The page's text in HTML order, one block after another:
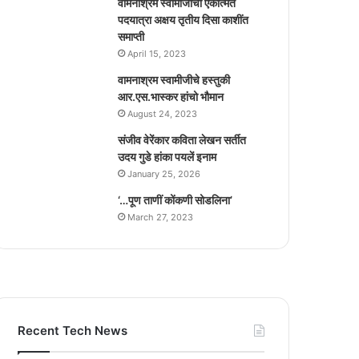
पदयात्रा अक्षय तृतीय दिसा काशींत
समाप्ती
April 15, 2023
वामनाश्रम स्वामीजीचे हस्तुकी
आर.एस.भास्कर हांचो भौमान
August 24, 2023
संजीव वेरेंकार कविता लेखन सर्तीत
उदय गुडे हांका पयलें इनाम
January 25, 2026
‘…पूण ताणीं कोंकणी सोडलिना’
March 27, 2023
Recent Tech News